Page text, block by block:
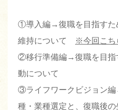
①導入編→復職を目指すた
維持について
※今回こち
②移行準備編→復職を目指
動について
③ライフワークビジョン
種・業種選定と、復職後